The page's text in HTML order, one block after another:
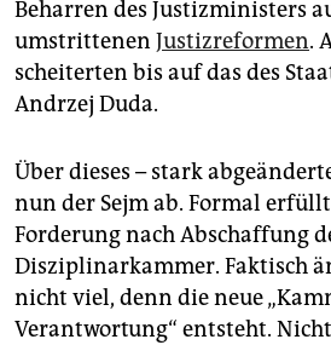
Beharren des Justizministers
umstrittenen Justizreformen.
scheiterten bis auf das des
Andrzej Duda.
Über dieses – stark
nun der Sejm ab. Formal erfüllt
Forderung nach Abschaffung
Disziplinarkammer. Faktisch
nicht viel, denn die neue
Verantwortung“ entsteht.